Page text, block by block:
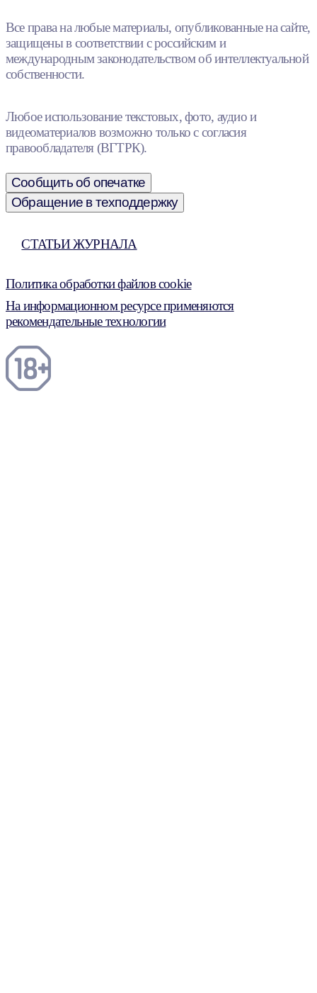
Все права на любые материалы, опубликованные на сайте,
защищены в соответствии с российским и
международным законодательством об интеллектуальной
собственности.
Любое использование текстовых, фото, аудио и
видеоматериалов возможно только с согласия
правообладателя (ВГТРК).
Сообщить об опечатке
Обращение в техподдержку
СТАТЬИ ЖУРНАЛА
Политика обработки файлов cookie
На информационном ресурсе применяются
рекомендательные технологии